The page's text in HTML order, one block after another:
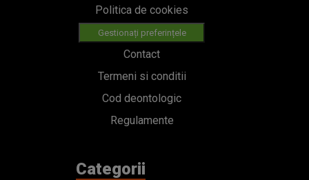
Politica de cookies
Gestionați preferințele
Contact
Termeni si conditii
Cod deontologic
Regulamente
Categorii